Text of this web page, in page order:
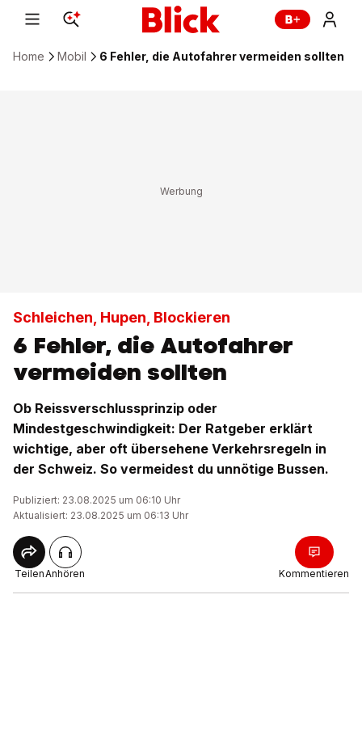
Home Mobil 6 Fehler, die Autofahrer vermeiden sollten
Schleichen, Hupen, Blockieren
6 Fehler, die Autofahrer
vermeiden sollten
Ob Reissverschlussprinzip oder
Mindestgeschwindigkeit: Der Ratgeber erklärt
wichtige, aber oft übersehene Verkehrsregeln in
der Schweiz. So vermeidest du unnötige Bussen.
Publiziert: 23.08.2025 um 06:10 Uhr
Aktualisiert: 23.08.2025 um 06:13 Uhr
TeilenAnhören Kommentieren